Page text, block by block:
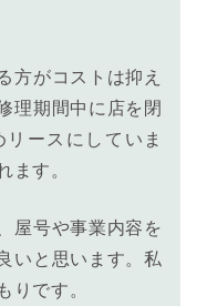
方がコストは抑え
理期間中に店を閉
ースにしていま
ます。
屋号や事業内容を
いと思います。私
りです。